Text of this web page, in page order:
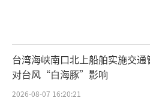
台湾海峡南口北上船舶实施交通
对台风“白海豚”影响
2026-08-07 16:20:21